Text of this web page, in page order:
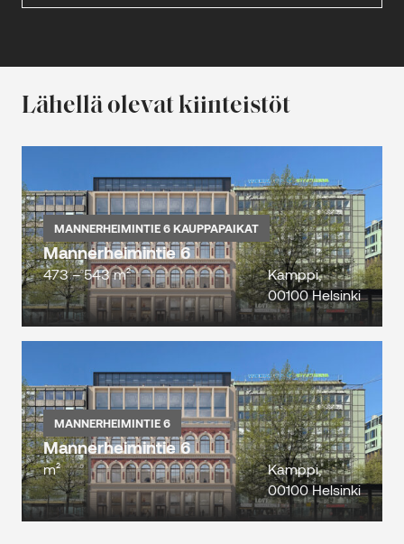
Lähellä olevat kiinteistöt
MANNERHEIMINTIE 6 KAUPPAPAIKAT
Mannerheimintie 6
473 – 543 m²
Kamppi,
00100 Helsinki
MANNERHEIMINTIE 6
Mannerheimintie 6
m²
Kamppi,
00100 Helsinki